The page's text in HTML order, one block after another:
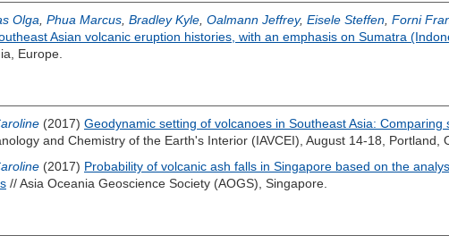
Olga Phua Marcus Bradley Kyle Oalmann Jeffrey, Eisele Steffen Forni
Asian volcanic eruption histories, with an emphasis on Sumatra
Europe.
(2017) Geodynamic setting of volcanoes in Southeast Asia:
and Chemistry of the Earth's Interior (IAVCEI), August 14-18, Portland,
(2017) Probability of volcanic ash falls in Singapore based on the
// Asia Oceania Geoscience Society (AOGS), Singapore.